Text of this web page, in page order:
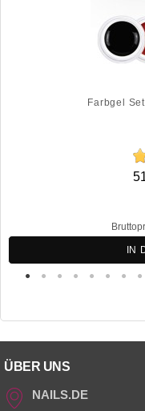
Farbgel
IN
ÜBER UNS
NAILS.DE